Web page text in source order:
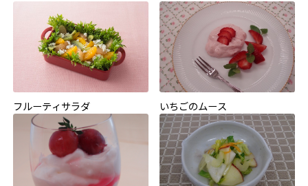
フルーティサラダ いちごのムース